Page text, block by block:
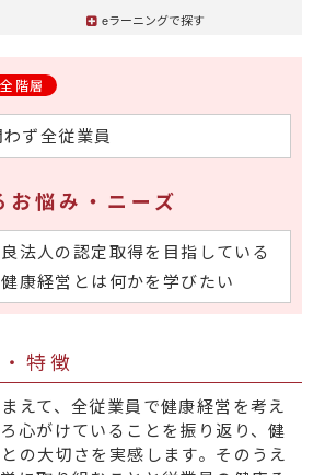
eラーニングで探す
全階層
ず全従業員
お悩み・ニーズ
法人の認定取得を目指している
康経営とは何かを学びたい
特徴
えて、全従業員で健康経営を考え
心がけていることを振り返り、健
の大切さを実感します。そのうえ